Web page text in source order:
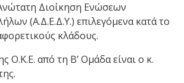
Διοίκηση Ενώσεων
(Α.Δ.Ε.Δ.Υ.) επιλεγόμενα κατά το
κλάδους.
Ο.Κ.Ε. από τη Β’ Ομάδα είναι ο κ.